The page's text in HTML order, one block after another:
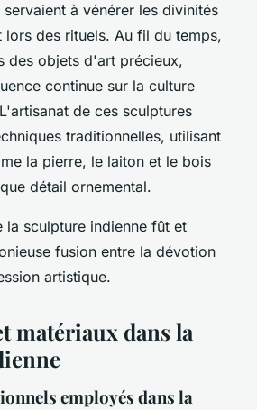
à vénérer les divinités
lors des rituels. Au fil du temps,
des objets d'art précieux,
continue sur la culture
de ces sculptures
traditionnelles, utilisant
la pierre, le laiton et le bois
détail ornemental.
la sculpture indienne fût et
fusion entre la dévotion
artistique.
matériaux dans la
employés dans la